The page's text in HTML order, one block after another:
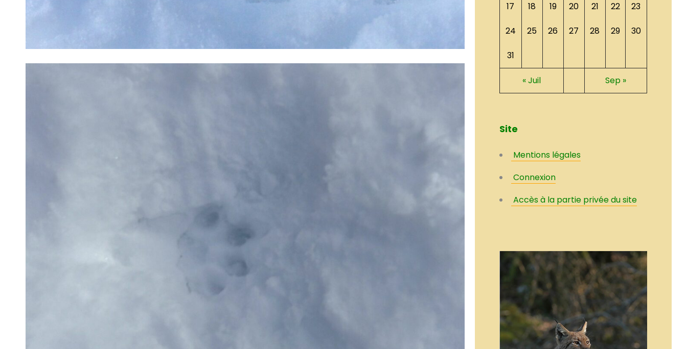
17 18 19 20 21 22 23
24 25 26 27 28 29 30
31
« Juil Sep »
Site
Mentions légales
Connexion
Accès à la partie privée du site